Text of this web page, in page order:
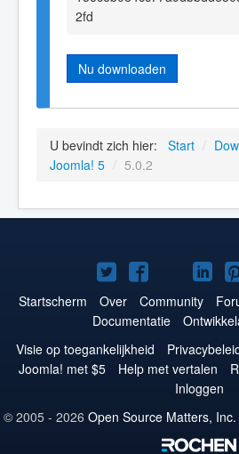
2fd
Nu downloaden
U bevindt zich hier: Start /
Joomla! 5 / 5.0.2
Joomla!
op
Twitter
Joomla!
op
Facebook
Joomla!
op
op
Startscherm Over Community
Documentatie
Visie op toegankelijkheid
Joomla! met $5
Help met vertalen
Inloggen
© 2005 - 2026 Open Source Matters, Inc.